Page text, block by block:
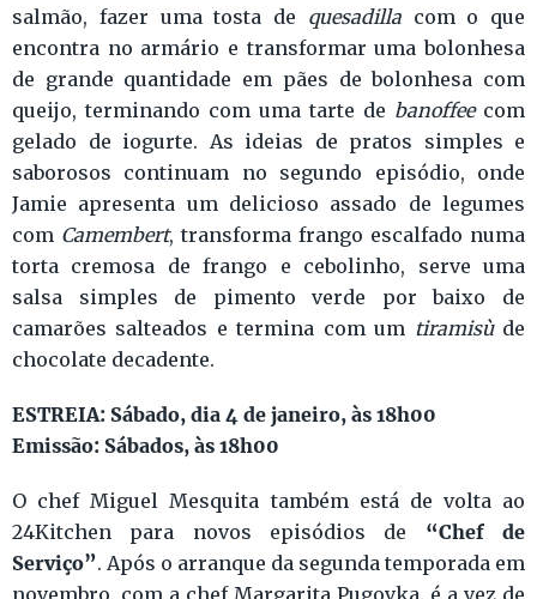
salmão, fazer uma tosta de quesadilla com o que
encontra no armário e transformar uma bolonhesa
de grande quantidade em pães de bolonhesa com
queijo, terminando com uma tarte de banoffee com
gelado de iogurte. As ideias de pratos simples e
saborosos continuam no segundo episódio, onde
Jamie apresenta um delicioso assado de legumes
com Camembert, transforma frango escalfado numa
torta cremosa de frango e cebolinho, serve uma
salsa simples de pimento verde por baixo de
camarões salteados e termina com um tiramisù de
chocolate decadente.
ESTREIA: Sábado, dia 4 de janeiro, às 18h00
Emissão: Sábados, às 18h00
O chef Miguel Mesquita também está de volta ao
24Kitchen para novos episódios de “Chef de
Serviço”. Após o arranque da segunda temporada em